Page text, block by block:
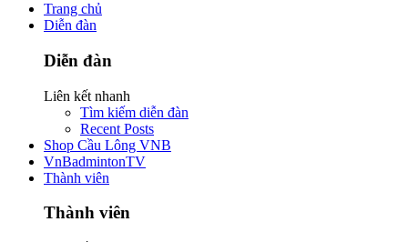
Trang chủ
Diễn đàn
Diễn đàn
Liên kết nhanh
Tìm kiếm diễn đàn
Recent Posts
Shop Cầu Lông VNB
VnBadmintonTV
Thành viên
Thành viên